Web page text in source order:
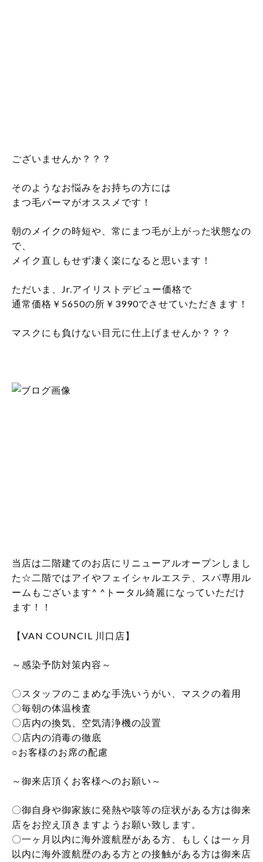
ございませんか？？？
そのようなお悩みをお持ちの方には
まつ毛パーマがオススメです！
朝のメイクの時短や、常にまつ毛が上がった状態なの
で、
メイク直しもせず凄く楽になると思います！
ただいま、Jr.アイリストデビュー価格で
通常価格￥5650の所￥3990でさせていただきます！
マスクにも負けない目元に仕上げませんか？？？
当店は二階建てのお店にリニューアルオープンしまし
た☆二階ではアイやフェイシャルエステ、スパ専用ル
ームもございます^ ^トータル綺麗になっていただけ
ます！！
【VAN COUNCIL 川口店】
～感染予防対策内容～
〇スタッフのこまめな手洗いうがい、マスクの着用
〇毎朝の体温検査
〇店内の換気、空気清浄機の設置
〇店内の消毒の徹底
○お客様のお席の配慮
～御来店頂くお客様へのお願い～
〇御自身や御家族に発熱や咳等の症状がある方は御来
店をお控え頂きますようお願い致します。
〇一ヶ月以内に海外渡航歴がある方、もしくは一ヶ月
以内に海外渡航歴のある方との接触がある方は御来店